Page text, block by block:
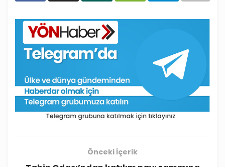
Önceki İçerik